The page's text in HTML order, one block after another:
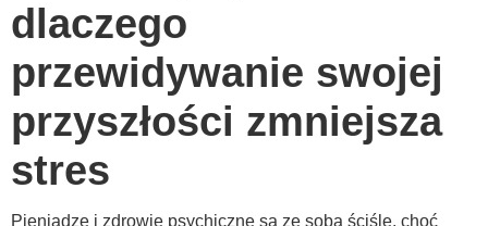
dlaczego
przewidywanie swojej
przyszłości zmniejsza
stres
Pieniądze i zdrowie psychiczne są ze sobą ściśle, choć